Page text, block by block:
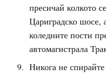
пресичай колкото
Цариградско шосе,
коледните пости
автомагистрала
Никога не